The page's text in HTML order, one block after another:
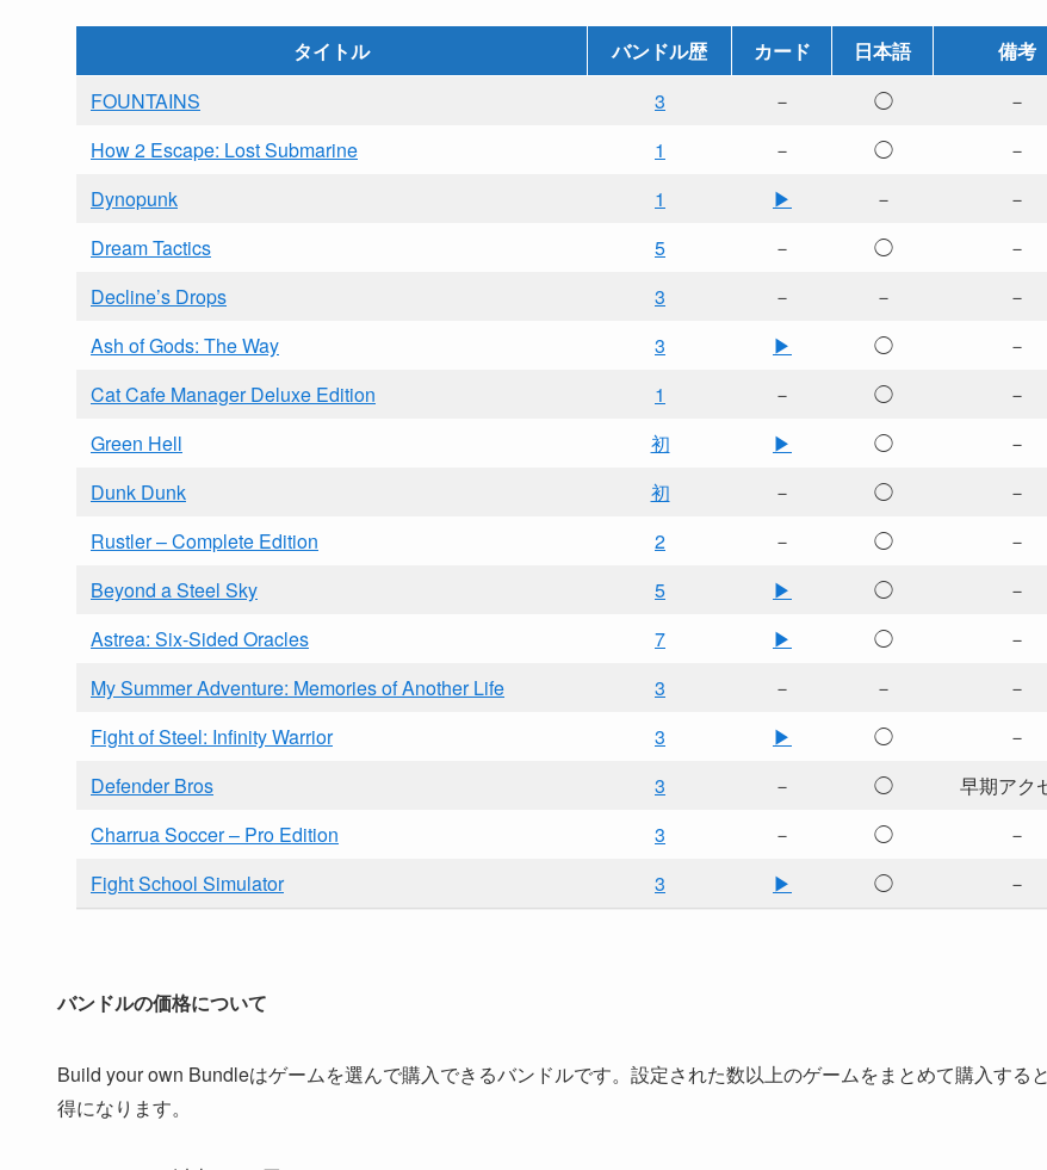
タイトル バンドル歴 カード 日本語
備考
FOUNTAINS
3 － ◯
－
How 2 Escape: Lost Submarine
1 － ◯
－
Dynopunk
1 ▶ －
－
Dream Tactics
5 － ◯
－
Decline’s Drops
3 － －
－
Ash of Gods: The Way
3 ▶ ◯
－
Cat Cafe Manager Deluxe Edition
1 － ◯
－
Green Hell
初 ▶ ◯
－
Dunk Dunk
初 － ◯
－
Rustler – Complete Edition
2 － ◯
－
Beyond a Steel Sky
5 ▶ ◯
－
Astrea: Six-Sided Oracles
7 ▶ ◯
－
My Summer Adventure: Memories of Another Life
3 － －
－
Fight of Steel: Infinity Warrior
3 ▶ ◯
－
Defender Bros
3 － ◯
早期アク
Charrua Soccer – Pro Edition
3 － ◯
－
Fight School Simulator
3 ▶ ◯ －
バンドルの価格について
Build your own Bundleはゲームを選んで購入できるバンドルです。設定された数以上のゲームをまとめて購入する
得になります。